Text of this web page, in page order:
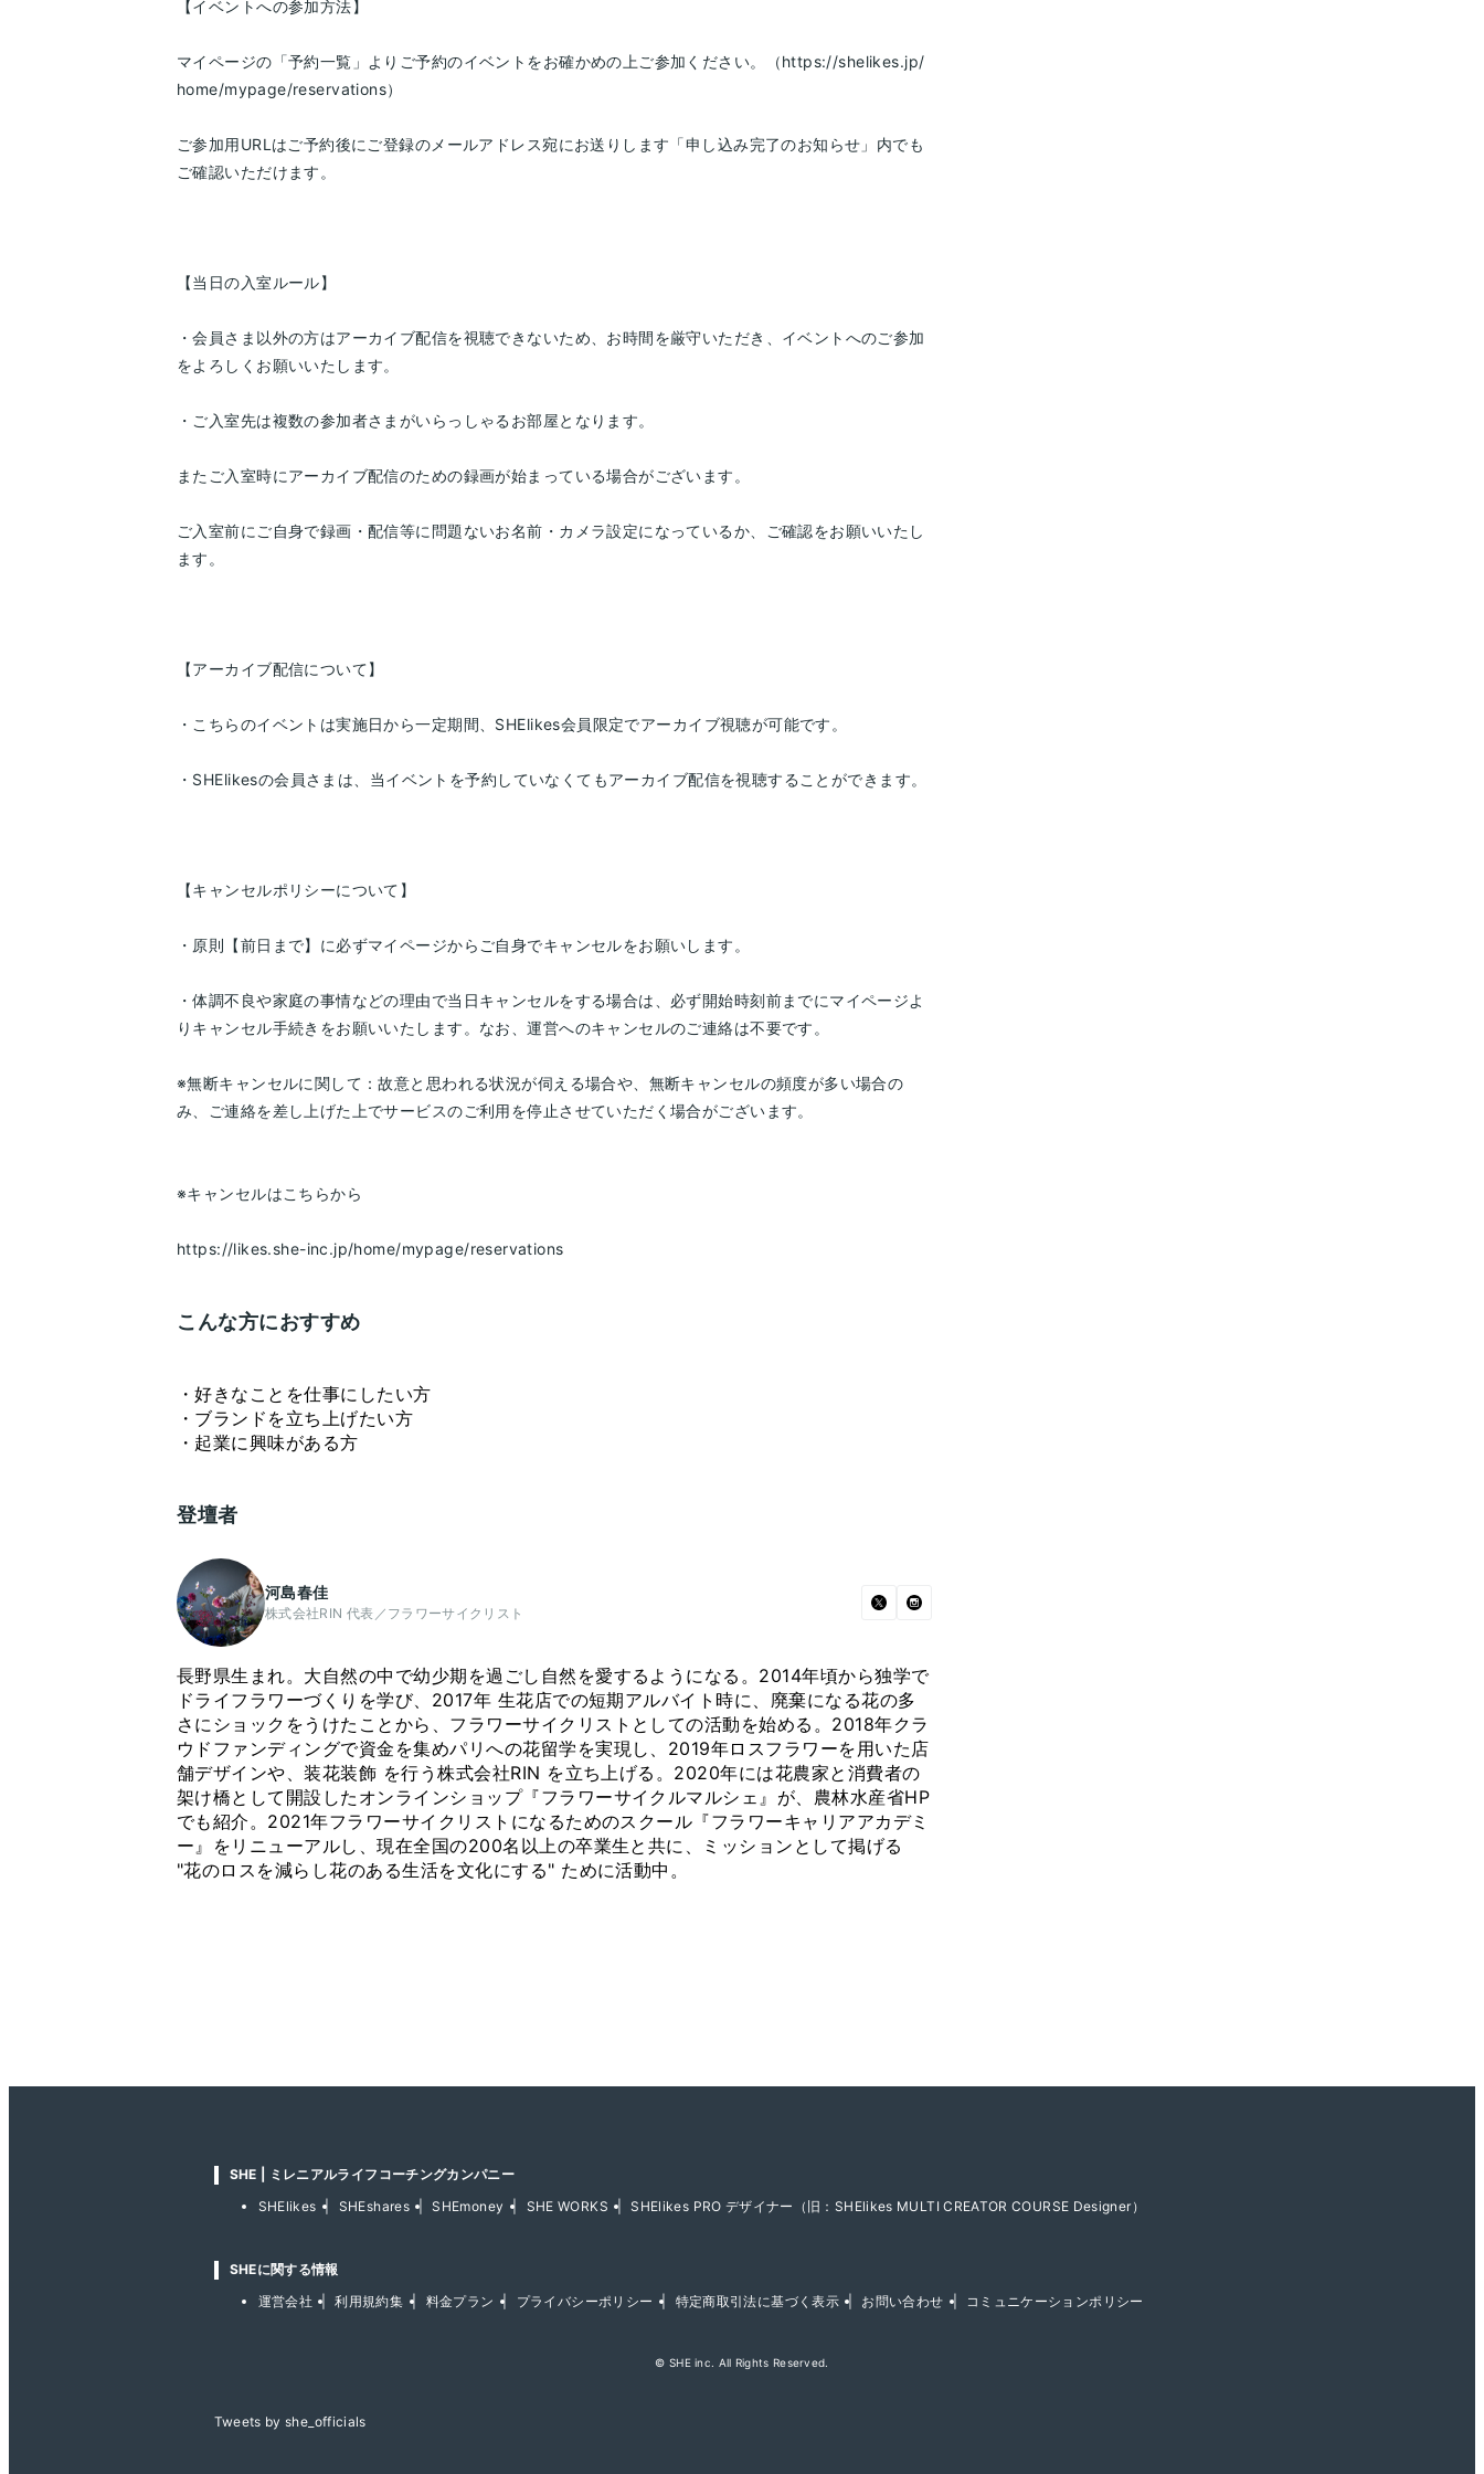
【イベントへの参加方法】
マイページの「予約一覧」よりご予約のイベントをお確かめの上ご参加ください。（https://shelikes.jp/
home/mypage/reservations）
ご参加用URLはご予約後にご登録のメールアドレス宛にお送りします「申し込み完了のお知らせ」内でも
ご確認いただけます。
【当日の入室ルール】
・会員さま以外の方はアーカイブ配信を視聴できないため、お時間を厳守いただき、イベントへのご参加
をよろしくお願いいたします。
・ご入室先は複数の参加者さまがいらっしゃるお部屋となります。
またご入室時にアーカイブ配信のための録画が始まっている場合がございます。
ご入室前にご自身で録画・配信等に問題ないお名前・カメラ設定になっているか、ご確認をお願いいたし
ます。
【アーカイブ配信について】
・こちらのイベントは実施日から一定期間、SHElikes会員限定でアーカイブ視聴が可能です。
・SHElikesの会員さまは、当イベントを予約していなくてもアーカイブ配信を視聴することができます。
【キャンセルポリシーについて】
・原則【前日まで】に必ずマイページからご自身でキャンセルをお願いします。
・体調不良や家庭の事情などの理由で当日キャンセルをする場合は、必ず開始時刻前までにマイページよ
りキャンセル手続きをお願いいたします。なお、運営へのキャンセルのご連絡は不要です。
※無断キャンセルに関して：故意と思われる状況が伺える場合や、無断キャンセルの頻度が多い場合の
み、ご連絡を差し上げた上でサービスのご利用を停止させていただく場合がございます。
※キャンセルはこちらから
https://likes.she-inc.jp/home/mypage/reservations
こんな方におすすめ
・好きなことを仕事にしたい方
・ブランドを立ち上げたい方
・起業に興味がある方
登壇者
河島春佳
株式会社RIN 代表／フラワーサイクリスト
長野県生まれ。大自然の中で幼少期を過ごし自然を愛するようになる。2014年頃から独学で
ドライフラワーづくりを学び、2017年 生花店での短期アルバイト時に、廃棄になる花の多
さにショックをうけたことから、フラワーサイクリストとしての活動を始める。2018年クラ
ウドファンディングで資金を集めパリへの花留学を実現し、2019年ロスフラワーを用いた店
舗デザインや、装花装飾 を行う株式会社RIN を立ち上げる。2020年には花農家と消費者の
架け橋として開設したオンラインショップ『フラワーサイクルマルシェ』が、農林水産省HP
でも紹介。2021年フラワーサイクリストになるためのスクール『フラワーキャリアアカデミ
ー』をリニューアルし、現在全国の200名以上の卒業生と共に、ミッションとして掲げる
"花のロスを減らし花のある生活を文化にする" ために活動中。
SHE | ミレニアルライフコーチングカンパニー
SHElikes
SHEshares SHEmoney SHE WORKS SHElikes PRO デザイナー（旧：SHElikes MULTI CREATOR COURSE Designer）
SHEに関する情報
運営会社
利用規約集 料金プラン プライバシーポリシー 特定商取引法に基づく表示 お問い合わせ コミュニケーションポリシー
© SHE inc. All Rights Reserved.
Tweets by she_officials